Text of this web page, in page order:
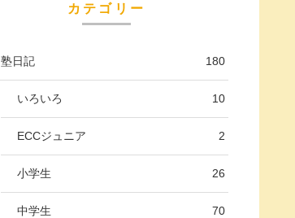
カテゴリー
塾日記 180
いろいろ 10
ECCジュニア 2
小学生 26
中学生 70